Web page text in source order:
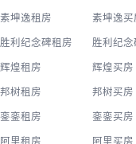
素坤逸租房 素坤逸买
胜利纪念碑租房 胜利纪念
辉煌租房 辉煌买房
邦树租房 邦树买房
銮銮租房 銮銮买房
阿里租房 阿里买房